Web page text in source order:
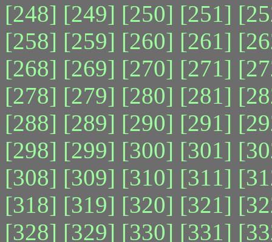
[248] [249] [250] [251]
[258] [259] [260] [261]
[268] [269] [270] [271]
[278] [279] [280] [281]
[288] [289] [290] [291]
[298] [299] [300] [301]
[308] [309] [310] [311]
[318] [319] [320] [321]
[328] [329] [330] [331]